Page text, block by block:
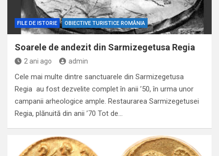
FILE DE ISTORIE OBIECTIVE TURISTICE ROMÂNIA
Soarele de andezit din Sarmizegetusa Regia
2 ani ago admin
Cele mai multe dintre sanctuarele din Sarmizegetusa
Regia au fost dezvelite complet în anii ’50, în urma unor
campanii arheologice ample. Restaurarea Sarmizegetusei
Regia, plănuită din anii ’70 Tot de…